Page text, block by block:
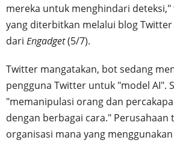
mereka untuk menghindari
yang diterbitkan melalui blog
dari Engadget(5/7).
Twitter mangatakan, bot sedang
pengguna Twitter untuk "model AI".
"memanipulasi orang dan
dengan berbagai cara." Perusahaan
organisasi mana yang